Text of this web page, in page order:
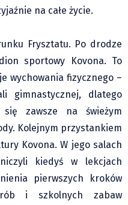
na całe życie.
Frysztatu. Po drodze
sportowy Kovona. To
wychowania fizycznego –
gimnastycznej, dlatego
się zawsze na świeżym
Kolejnym przystankiem
Kovona. W jego salach
kiedyś w lekcjach
pierwszych kroków
i szkolnych zabaw